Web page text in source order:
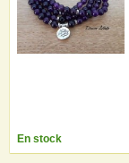
En stock